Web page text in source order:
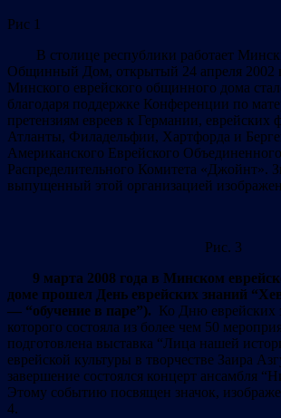
Рис 1
В столице республики работает
Общинный Дом, открытый 24 апреля 2002
Минского еврейского общинного дома
благодаря поддержке Конференции по
претензиям евреев к Германии, еврейских
Атланты, Филадельфии, Хартфорда и
Американского Еврейского Объединенного
Распределительного Комитета «Джойнт».
выпущенный этой организацией
Рис. 3
9 марта 2008 года в Минском
доме прошел День еврейских знаний
— “обучение в паре”). Ко Дню еврейских
которого состояла из более чем 50
подготовлена выставка “Лица нашей
еврейской культуры в творчестве Заира
завершение состоялся концерт ансамбля
Этому событию посвящен значок,
4.